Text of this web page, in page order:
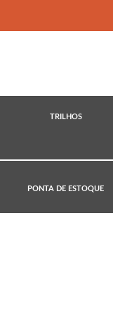
TRILHOS
PONTA DE ESTOQUE